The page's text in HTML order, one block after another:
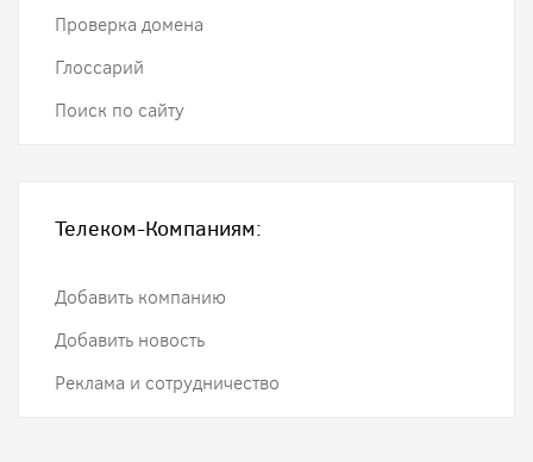
Проверка домена
Глоссарий
Поиск по сайту
Телеком-Компаниям:
Добавить компанию
Добавить новость
Реклама и сотрудничество